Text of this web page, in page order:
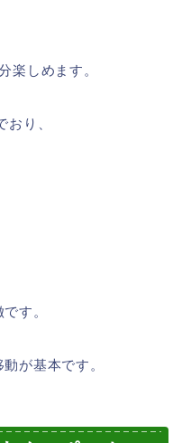
楽しめます。
り、
す。
が基本です。